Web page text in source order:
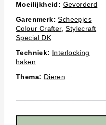
Moeilijkheid: Gevorderd
Garenmerk: Scheepjes
Colour Crafter,Stylecraft
Special DK
Techniek: Interlocking
haken
Thema: Dieren